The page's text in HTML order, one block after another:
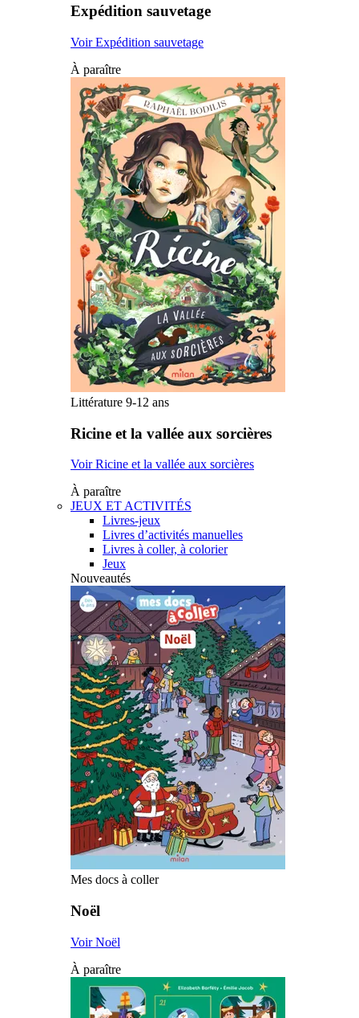
Expédition sauvetage
Voir Expédition sauvetage
À paraître
Littérature 9-12 ans
Ricine et la vallée aux sorcières
Voir Ricine et la vallée aux sorcières
À paraître
JEUX ET ACTIVITÉS
Livres-jeux
Livres d’activités manuelles
Livres à coller, à colorier
Jeux
Nouveautés
Mes docs à coller
Noël
Voir Noël
À paraître